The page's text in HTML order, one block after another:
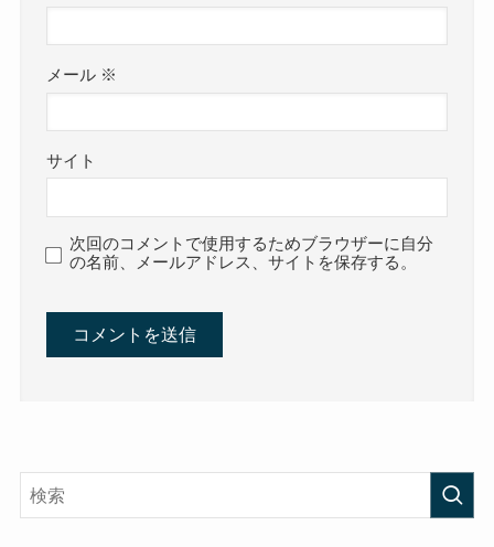
メール ※
サイト
次回のコメントで使用するためブラウザーに自分
の名前、メールアドレス、サイトを保存する。